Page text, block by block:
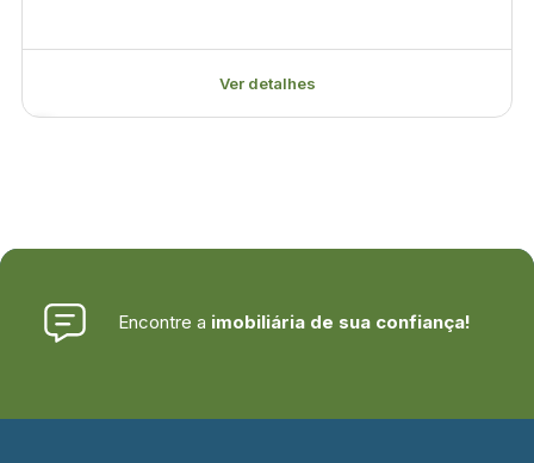
Ver detalhes
Encontre a imobiliária de sua confiança!